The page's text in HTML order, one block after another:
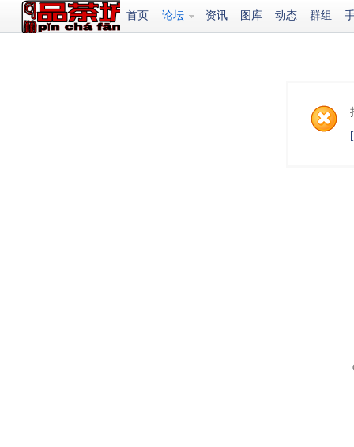
首页 论坛 资讯 图库 动态 群组